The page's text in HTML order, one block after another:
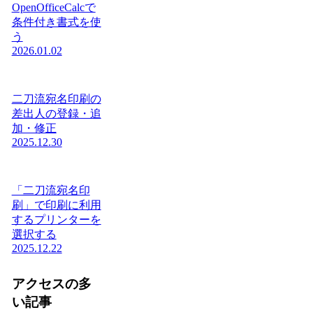
OpenOfficeCalcで
条件付き書式を使
う
2026.01.02
二刀流宛名印刷の
差出人の登録・追
加・修正
2025.12.30
「二刀流宛名印
刷」で印刷に利用
するプリンターを
選択する
2025.12.22
アクセスの多
い記事